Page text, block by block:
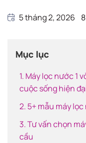
5 tháng 2, 2026
Mục lục
1. Máy lọc nước 1
cuộc sống hiện
2. 5+ mẫu máy
3. Tư vấn chọn
cầu